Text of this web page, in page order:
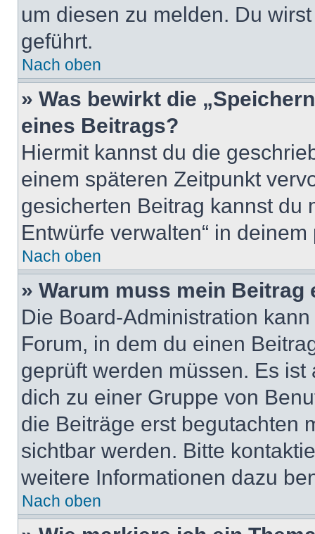
um diesen zu melden. Du
geführt.
Nach oben
» Was bewirkt die
eines Beitrags?
Hiermit kannst du die
einem späteren Zeitpunkt
gesicherten Beitrag kannst du
Entwürfe verwalten“ in
Nach oben
» Warum muss mein
Die Board-Administration
Forum, in dem du einen
geprüft werden müssen. Es
dich zu einer Gruppe von
die Beiträge erst begutachten
sichtbar werden. Bitte
weitere Informationen dazu
Nach oben